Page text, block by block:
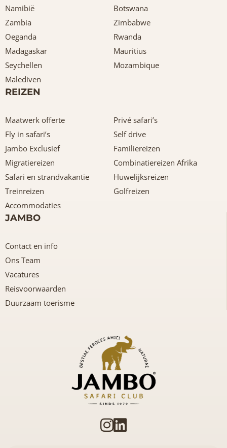
Namibië
Botswana
Zambia
Zimbabwe
Oeganda
Rwanda
Madagaskar
Mauritius
Seychellen
Mozambique
Malediven
REIZEN
Maatwerk offerte
Privé safari’s
Fly in safari’s
Self drive
Jambo Exclusief
Familiereizen
Migratiereizen
Combinatiereizen Afrika
Safari en strandvakantie
Huwelijksreizen
Treinreizen
Golfreizen
Accommodaties
JAMBO
Contact en info
Ons Team
Vacatures
Reisvoorwaarden
Duurzaam toerisme